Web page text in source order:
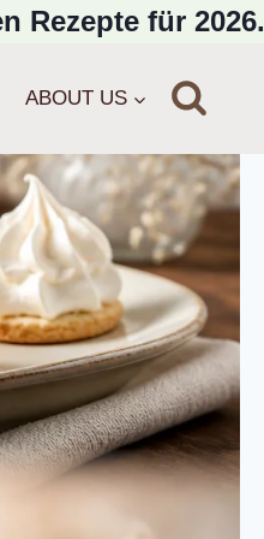
Rezepte für 2026.
ABOUT US